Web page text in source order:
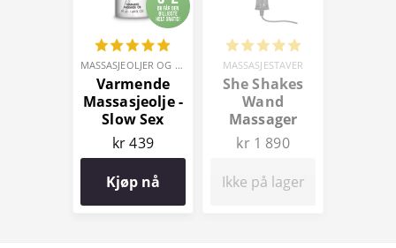
MASSASJEOLJER OG -LYS
Varmende
Massasjeolje -
Slow Sex
kr 439
Kjøp nå
MASSASJESTAVER
She Shakes
Wand
Massager
kr 1 890
Ikke på lager